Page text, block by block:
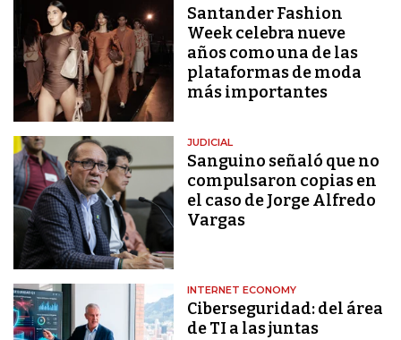
Santander Fashion
Week celebra nueve
años como una de las
plataformas de moda
más importantes
JUDICIAL
Sanguino señaló que no
compulsaron copias en
el caso de Jorge Alfredo
Vargas
INTERNET ECONOMY
Ciberseguridad: del área
de TI a las juntas